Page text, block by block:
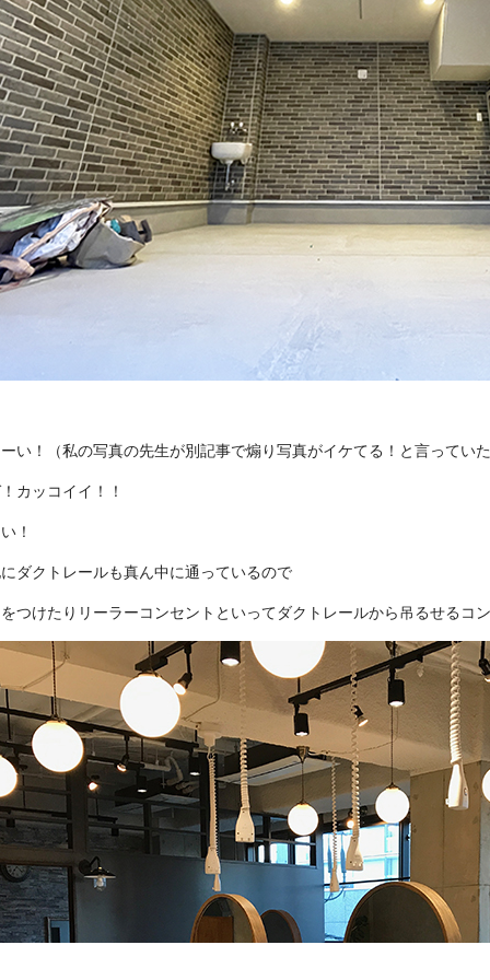
い！（私の写真の先生が別記事で煽り写真がイケてる！と言ってい
カッコイイ！！
！
ダクトレールも真ん中に通っているので
つけたりリーラーコンセントといってダクトレールから吊るせるコ